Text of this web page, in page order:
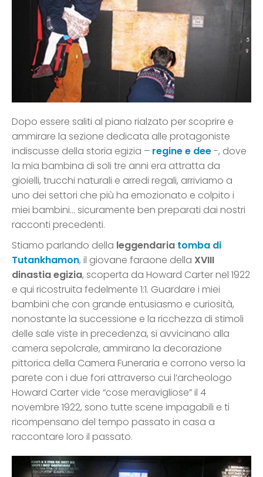
Dopo essere saliti al piano rialzato per scoprire e
ammirare la sezione dedicata alle protagoniste
indiscusse della storia egizia – regine e dee-, dove
la mia bambina di soli tre anni era attratta da
gioielli, trucchi naturali e arredi regali, arriviamo a
uno dei settori che più ha emozionato e colpito i
miei bambini… sicuramente ben preparati dai nostri
racconti precedenti.
Stiamo parlando della leggendaria tomba di
Tutankhamon, il giovane faraone della XVIII
dinastia egizia, scoperta da Howard Carter nel 1922
e qui ricostruita fedelmente 1:1. Guardare i miei
bambini che con grande entusiasmo e curiosità,
nonostante la successione e la ricchezza di stimoli
delle sale viste in precedenza, si avvicinano alla
camera sepolcrale, ammirano la decorazione
pittorica della Camera Funeraria e corrono verso la
parete con i due fori attraverso cui l’archeologo
Howard Carter vide “cose meravigliose” il 4
novembre 1922, sono tutte scene impagabili e ti
ricompensano del tempo passato in casa a
raccontare loro il passato.